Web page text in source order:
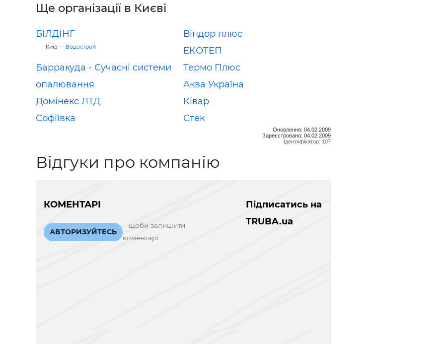
Ще організації в Києві
БІЛДІНГ
Київ — Водострой
Віндор плюс
ЕКОТЕП
Барракуда - Сучасні системи
опалювання
Термо Плюс
Аква Україна
Домінекс ЛТД
Ківар
Софіївка
Стек
Оновлення: 04.02.2009
Зареєстровано: 04.02.2009
Ідентифікатор: 107
Відгуки про компанію
КОМЕНТАРІ
АВТОРИЗУЙТЕСЬ
щоби залишити
коментарі
Підписатись на
TRUBA.ua